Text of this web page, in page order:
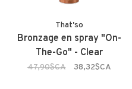
That'so
Bronzage en spray "On-
The-Go" - Clear
47,90$CA 38,32$CA